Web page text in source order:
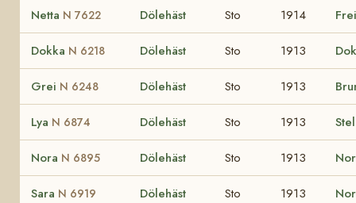
Netta N 7622 Dölehäst Sto 1914
Dokka N 6218 Dölehäst Sto 1913
Grei N 6248 Dölehäst Sto 1913
Lya N 6874 Dölehäst Sto 1913
Nora N 6895 Dölehäst Sto 1913
Sara N 6919 Dölehäst Sto 1913